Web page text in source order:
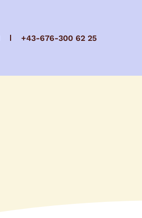
+43-676-300 62 25